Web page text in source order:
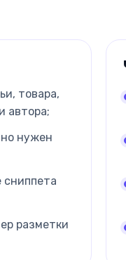
товара,
автора;
нужен
сниппета
разметки